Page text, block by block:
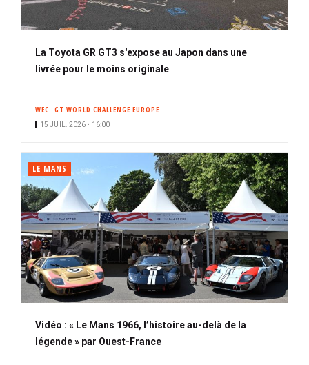
La Toyota GR GT3 s'expose au Japon dans une
livrée pour le moins originale
WEC GT WORLD CHALLENGE EUROPE
15 JUIL. 2026 • 16:00
LE MANS
Vidéo : « Le Mans 1966, l’histoire au-delà de la
légende » par Ouest-France